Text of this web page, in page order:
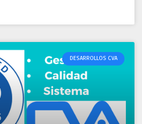
DESARROLLOS CVA